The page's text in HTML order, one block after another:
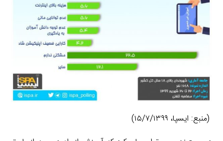
(منبع: ایسپا، ۱۵/۷/۱۳۹۹)